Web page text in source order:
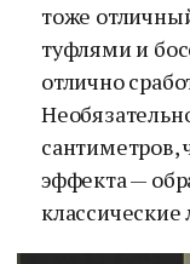
тоже
туфлями и
отлично
сантиметров,
эффекта —